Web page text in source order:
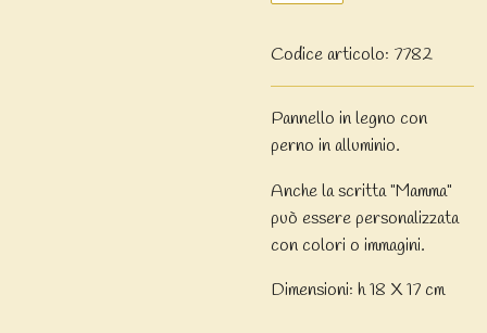
Codice articolo: 7782
Pannello in legno con
perno in alluminio.
Anche la scritta "Mamma"
può essere personalizzata
con colori o immagini.
Dimensioni: h 18 X 17 cm